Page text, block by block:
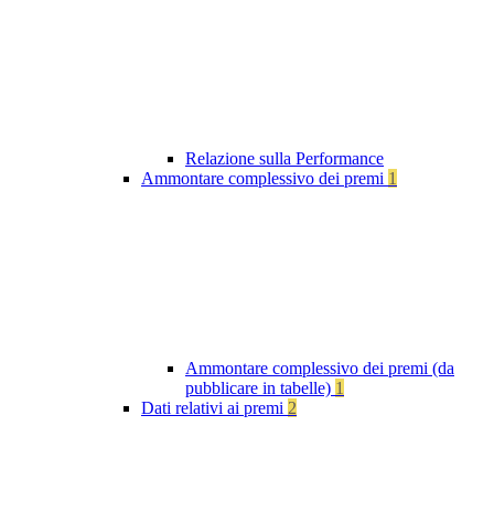
Relazione sulla Performance
Ammontare complessivo dei premi 1
Ammontare complessivo dei premi (da
pubblicare in tabelle) 1
Dati relativi ai premi 2